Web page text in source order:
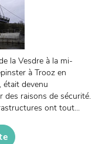
la Vesdre à la mi-
à Trooz en
était devenu
des raisons de sécurité.
ont tout...